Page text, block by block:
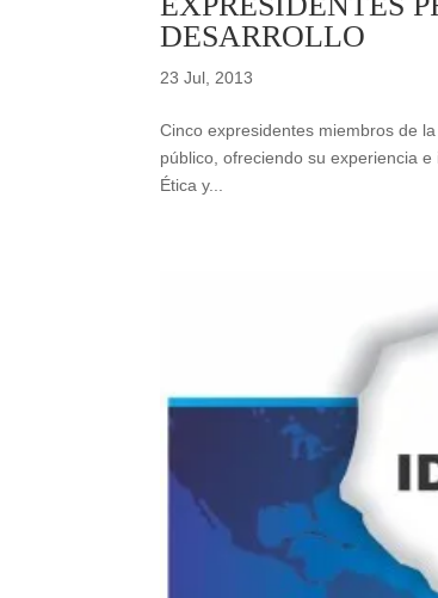
DESARROLLO
23 Jul, 2013
Cinco expresidentes miembros de
público, ofreciendo su experiencia
Ética y...